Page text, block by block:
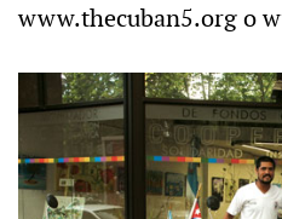
www.thecuban5.org o